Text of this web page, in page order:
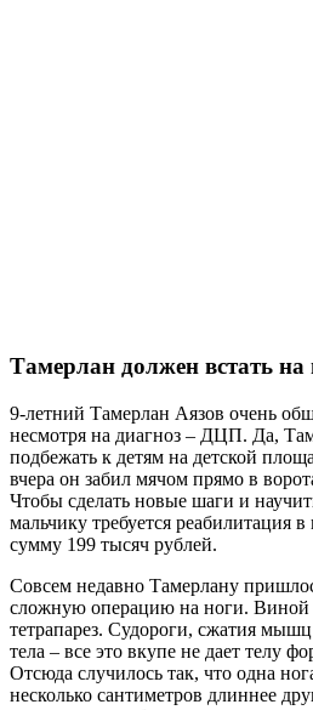
Тамерлан должен встать
9-летний Тамерлан Аязов очень
несмотря на диагноз – ДЦП. Да,
подбежать к детям на детской
вчера он забил мячом прямо в
Чтобы сделать новые шаги и
мальчику требуется реабилитация
сумму 199 тысяч рублей.
Совсем недавно Тамерлану
сложную операцию на ноги. Виной
тетрапарез. Судороги, сжатия
тела – все это вкупе не дает телу
Отсюда случилось так, что одна
несколько сантиметров длиннее